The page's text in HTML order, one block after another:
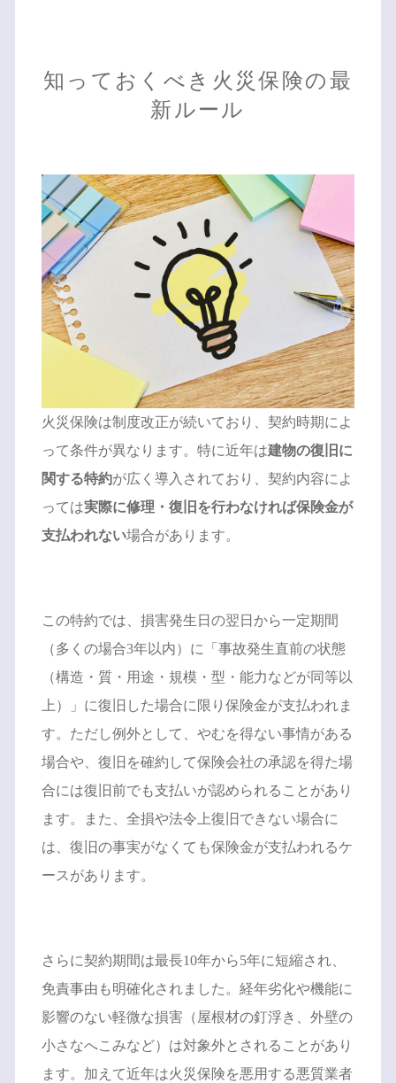
知っておくべき火災保険の最
新ルール
火災保険は制度改正が続いており、契約時期によ
って条件が異なります。特に近年は建物の復旧に
関する特約が広く導入されており、契約内容によ
っては実際に修理・復旧を行わなければ保険金が
支払われない場合があります。
この特約では、損害発生日の翌日から一定期間
（多くの場合3年以内）に「事故発生直前の状態
（構造・質・用途・規模・型・能力などが同等以
上）」に復旧した場合に限り保険金が支払われま
す。ただし例外として、やむを得ない事情がある
場合や、復旧を確約して保険会社の承認を得た場
合には復旧前でも支払いが認められることがあり
ます。また、全損や法令上復旧できない場合に
は、復旧の事実がなくても保険金が支払われるケ
ースがあります。
さらに契約期間は最長10年から5年に短縮され、
免責事由も明確化されました。経年劣化や機能に
影響のない軽微な損害（屋根材の釘浮き、外壁の
小さなへこみなど）は対象外とされることがあり
ます。加えて近年は火災保険を悪用する悪質業者